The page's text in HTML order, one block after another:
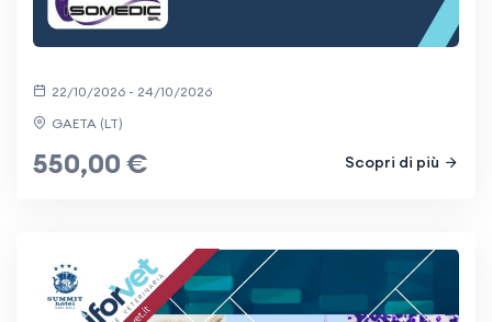
22/10/2026 - 24/10/2026
GAETA (LT)
550,00 € Scopri di più